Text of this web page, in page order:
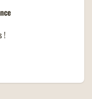
toute la table ou commande en
(avec paiement sur place),
restaurants Buffalo Grill sur
!